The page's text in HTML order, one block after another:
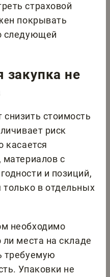
страховой
покрывать
следующей
закупка не
стоимость
риск
касается
материалов с
и позиций,
в отдельных
необходимо
ли места на складе
требуемую
Упаковки не